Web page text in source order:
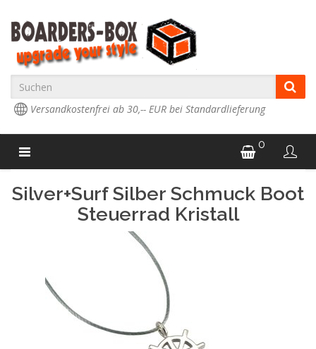
Versandkostenfrei ab 30,-- EUR bei Standardlieferung
0
Silver+Surf Silber Schmuck Boot
Steuerrad Kristall